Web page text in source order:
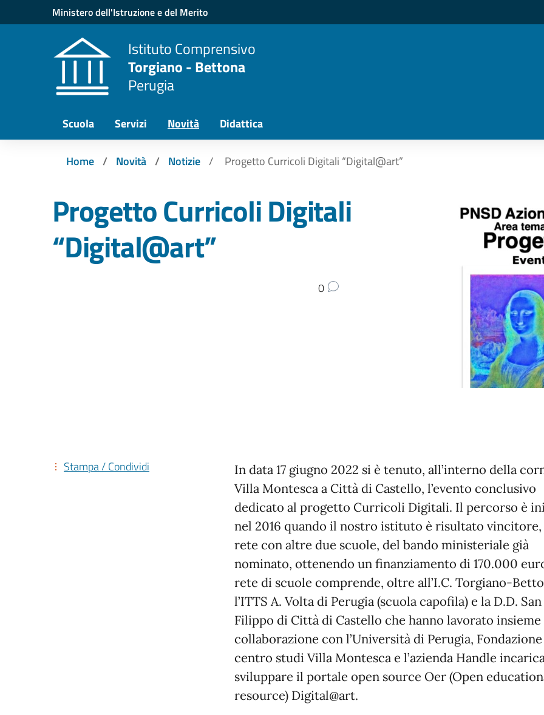
Vai ai contenuti
Vai al menu di navigazione
Ministero dell'Istruzione e del Merito
Istituto Comprensivo
Torgiano - Bettona
Perugia
Scuola Servizi Novità Didattica
Home Novità Notizie Progetto Curricoli Digitali “Digital@art”
Progetto Curricoli Digitali
“Digital@art”
0
In data 17 giugno 2022 si è tenuto, all’interno della
Villa Montesca a Città di Castello, l’evento conclusivo
dedicato al progetto Curricoli Digitali. Il percorso è
nel 2016 quando il nostro istituto è risultato
rete con altre due scuole, del bando ministeriale già
nominato, ottenendo un finanziamento di 170.000
rete di scuole comprende, oltre all’I.C. Torgiano-
l’ITTS A. Volta di Perugia (scuola capofila) e la D.D. San
Filippo di Città di Castello che hanno lavorato insieme
collaborazione con l’Università di Perugia, Fondazione
centro studi Villa Montesca e l’azienda Handle
sviluppare il portale open source Oer (Open
resource) Digital@art.
Stampa / Condividi